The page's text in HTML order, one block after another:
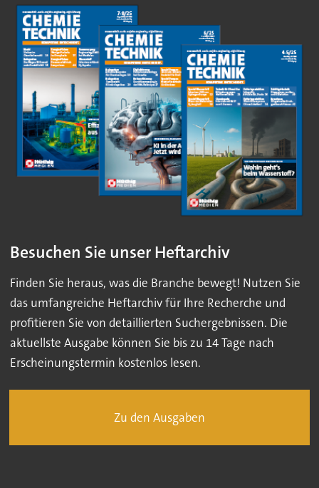
Besuchen Sie unser Heftarchiv
Finden Sie heraus, was die Branche bewegt! Nutzen Sie
das umfangreiche Heftarchiv für Ihre Recherche und
profitieren Sie von detaillierten Suchergebnissen. Die
aktuellste Ausgabe können Sie bis zu 14 Tage nach
Erscheinungstermin kostenlos lesen.
Zu den Ausgaben